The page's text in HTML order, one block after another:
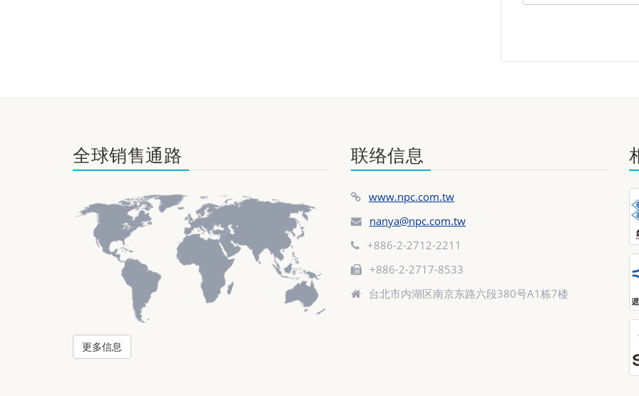
全球销售通路
更多信息
联络信息
www.npc.com.tw
nanya@npc.com.tw
+886-2-2712-2211
+886-2-2717-8533
台北市内湖区南京东路六段380号A1栋7楼